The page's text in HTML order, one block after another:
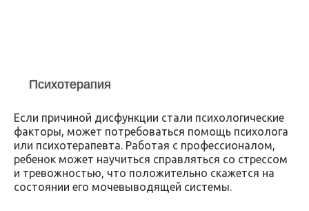
Психотерапия
Если причиной дисфункции стали психологические
факторы, может потребоваться помощь психолога
или психотерапевта. Работая с профессионалом,
ребенок может научиться справляться со стрессом
и тревожностью, что положительно скажется на
состоянии его мочевыводящей системы.